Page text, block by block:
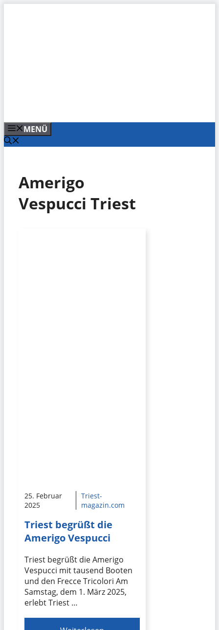
MENÜ
Amerigo
Vespucci Triest
25. Februar
2025
Triest-
magazin.com
Triest begrüßt die
Amerigo Vespucci
Triest begrüßt die Amerigo
Vespucci mit tausend Booten
und den Frecce Tricolori Am
Samstag, dem 1. März 2025,
erlebt Triest …